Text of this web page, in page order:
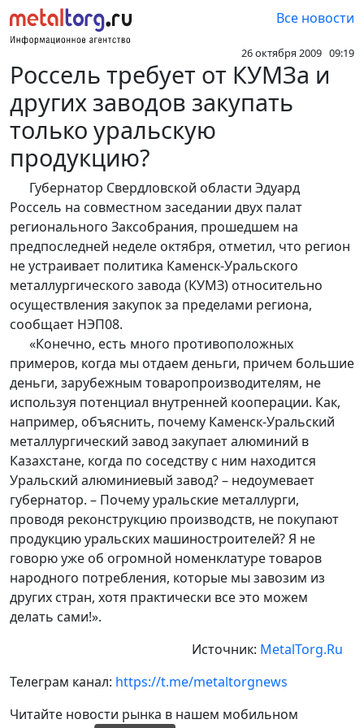
Все новости
26 октября 2009 09:19
Россель требует от КУМЗа и
других заводов закупать
только уральскую
продукцию?
Губернатор Свердловской области Эдуард
Россель на совместном заседании двух палат
регионального Заксобрания, прошедшем на
предпоследней неделе октября, отметил, что регион
не устраивает политика Каменск-Уральского
металлургического завода (КУМЗ) относительно
осуществления закупок за пределами региона,
сообщает НЭП08.
«Конечно, есть много противоположных
примеров, когда мы отдаем деньги, причем большие
деньги, зарубежным товаропроизводителям, не
используя потенциал внутренней кооперации. Как,
например, объяснить, почему Каменск-Уральский
металлургический завод закупает алюминий в
Казахстане, когда по соседству с ним находится
Уральский алюминиевый завод? – недоумевает
губернатор. – Почему уральские металлурги,
проводя реконструкцию производств, не покупают
продукцию уральских машиностроителей? Я не
говорю уже об огромной номенклатуре товаров
народного потребления, которые мы завозим из
других стран, хотя практически все это можем
делать сами!».
Источник: MetalTorg.Ru
Телеграм канал: https://t.me/metaltorgnews
Читайте новости рынка в нашем мобильном